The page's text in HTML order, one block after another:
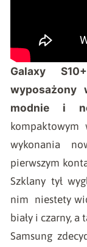
Galaxy
wyposażony
modnie i
kompaktowym
wykonania
pierwszym
Szklany tył
nim niestety
biały i czarny, a
Samsung